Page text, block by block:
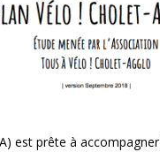
est prête à